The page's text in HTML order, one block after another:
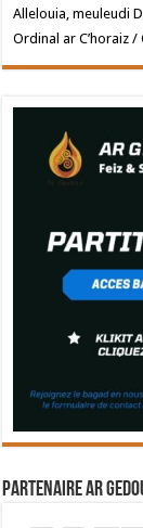
Allelouia, meuleudi
Ordinal ar C’horaiz
Partenaire Ar